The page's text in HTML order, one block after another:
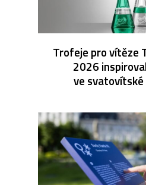
Trofeje pro vítěze
2026
ve